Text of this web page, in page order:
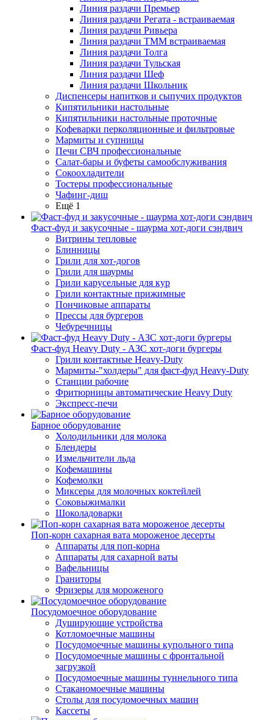
Линия раздачи Премьер
Линия раздачи Регата - встраиваемая
Линия раздачи Ривьера
Линия раздачи ТММ встраиваемая
Линия раздачи Толга
Линия раздачи Тульская
Линия раздачи Шеф
Линия раздачи Школьник
Диспенсеры напитков и сыпучих продуктов
Кипятильники настольные
Кипятильники настольные проточные
Кофеварки перколяционные и фильтровые
Мармиты и супницы
Печи СВЧ профессиональные
Салат-бары и буфеты самообслуживания
Сокоохладители
Тостеры профессиональные
Чафинг-диш
Ещё 1
Фаст-фуд и закусочные - шаурма хот-доги сэндвич
Витрины тепловые
Блинницы
Грили для хот-догов
Грили для шаурмы
Грили карусельные для кур
Грили контактные прижимные
Пончиковые аппараты
Прессы для бургеров
Чебуречницы
Фаст-фуд Heavy Duty - АЗС хот-доги бургеры
Грили контактные Heavy-Duty
Мармиты-"холдеры" для фаст-фуд Heavy-Duty
Станции рабочие
Фритюрницы автоматические Heavy Duty
Экспресс-печи
Барное оборудование
Холодильники для молока
Блендеры
Измельчители льда
Кофемашины
Кофемолки
Миксеры для молочных коктейлей
Соковыжималки
Шоколадоварки
Поп-корн сахарная вата мороженое десерты
Аппараты для поп-корна
Аппараты для сахарной ваты
Вафельницы
Граниторы
Фризеры для мороженого
Посудомоечное оборудование
Душирующие устройства
Котломоечные машины
Посудомоечные машины купольного типа
Посудомоечные машины с фронтальной
загрузкой
Посудомоечные машины туннельного типа
Стаканомоечные машины
Столы для посудомоечных машин
Кассеты